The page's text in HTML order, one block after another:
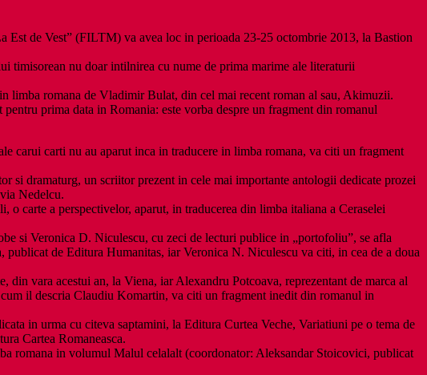
Est de Vest” (FILTM) va avea loc in perioada 23-25 octombrie 2013, la Bastion
timisorean nu doar intilnirea cu nume de prima marime ale literaturii
limba romana de Vladimir Bulat, din cel mai recent roman al sau, Akimuzii.
prima data in Romania: este vorba despre un fragment din romanul
carui carti nu au aparut inca in traducere in limba romana, va citi un fragment
si dramaturg, un scriitor prezent in cele mai importante antologii dedicate prozei
Nedelcu.
carte a perspectivelor, aparut, in traducerea din limba italiana a Ceraselei
si Veronica D. Niculescu, cu zeci de lecturi publice in „portofoliu”, se afla
de Editura Humanitas, iar Veronica N. Niculescu va citi, in cea de a doua
vara acestui an, la Viena, iar Alexandru Potcoava, reprezentant de marca al
il descria Claudiu Komartin, va citi un fragment inedit din romanul in
in urma cu citeva saptamini, la Editura Curtea Veche, Variatiuni pe o tema de
Cartea Romaneasca.
romana in volumul Malul celalalt (coordonator: Aleksandar Stoicovici, publicat